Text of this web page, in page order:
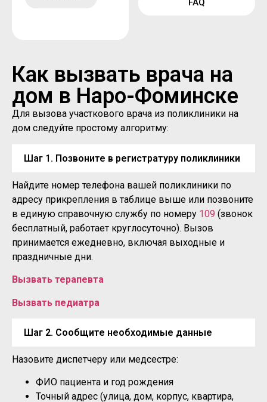
FAQ
Как вызвать врача на
дом в Наро-Фоминске
Для вызова участкового врача из поликлиники на
дом следуйте простому алгоритму:
Шаг 1. Позвоните в регистратуру поликлиники
Найдите номер телефона вашей поликлиники по
адресу прикрепления в таблице выше или позвоните
в единую справочную службу по номеру 109 (звонок
бесплатный, работает круглосуточно). Вызов
принимается ежедневно, включая выходные и
праздничные дни.
Вызвать терапевта
Вызвать педиатра
Шаг 2. Сообщите необходимые данные
Назовите диспетчеру или медсестре:
ФИО пациента и год рождения
Точный адрес (улица, дом, корпус, квартира,